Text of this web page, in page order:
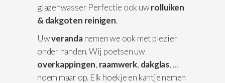
glazenwasser Perfectie ook uwrolluiken
& dakgoten reinigen.
Uwverandanemen we ook met plezier
onder handen. Wij poetsen uw
overkappingen, raamwerk, dakglas, …
noem maar op. Elk hoekje en kantje nemen